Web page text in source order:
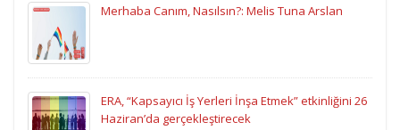
Merhaba Canım, Nasılsın?: Melis Tuna Arslan
ERA, “Kapsayıcı İş Yerleri İnşa Etmek” etkinliğini 26
Haziran’da gerçekleştirecek